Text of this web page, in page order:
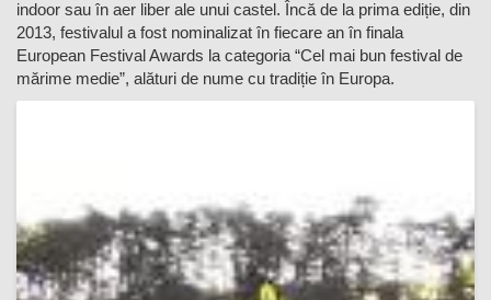
indoor sau în aer liber ale unui castel. Încă de la prima ediție, din
2013, festivalul a fost nominalizat în fiecare an în finala
European Festival Awards la categoria “Cel mai bun festival de
mărime medie”, alături de nume cu tradiție în Europa.